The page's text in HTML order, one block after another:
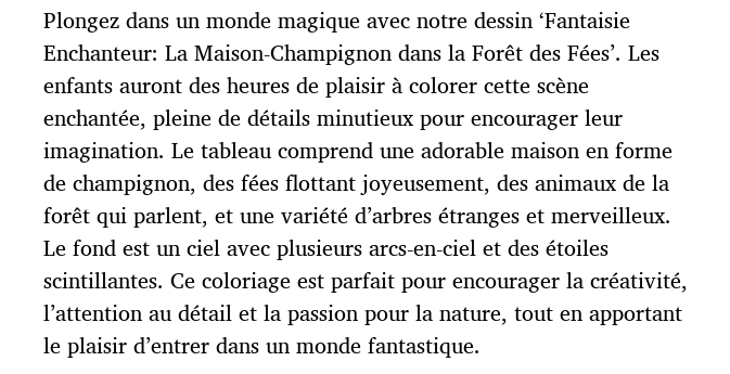
e
p
u
b
l
i
c
a
t
i
o
n
Plongez dans un monde magique avec notre dessin ‘Fantaisie
Enchanteur: La Maison-Champignon dans la Forêt des Fées’. Les
enfants auront des heures de plaisir à colorer cette scène
enchantée, pleine de détails minutieux pour encourager leur
imagination. Le tableau comprend une adorable maison en forme
de champignon, des fées flottant joyeusement, des animaux de la
forêt qui parlent, et une variété d’arbres étranges et merveilleux.
Le fond est un ciel avec plusieurs arcs-en-ciel et des étoiles
scintillantes. Ce coloriage est parfait pour encourager la créativité,
l’attention au détail et la passion pour la nature, tout en apportant
le plaisir d’entrer dans un monde fantastique.